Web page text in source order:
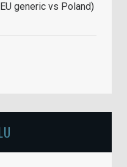
generic vs Poland)